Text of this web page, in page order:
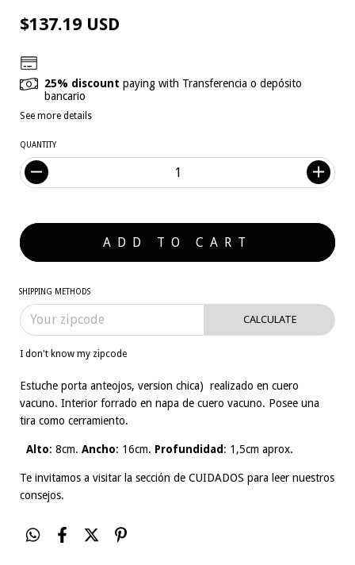
$137.19 USD
25% discount paying with Transferencia o depósito
bancario
See more details
QUANTITY
SHIPPING METHODS
CALCULATE
I don't know my zipcode
Estuche porta anteojos, version chica) realizado en cuero
vacuno. Interior forrado en napa de cuero vacuno. Posee una
tira como cerramiento.
Alto: 8cm. Ancho: 16cm. Profundidad : 1,5cm aprox.
Te invitamos a visitar la sección de CUIDADOS para leer nuestros
consejos.